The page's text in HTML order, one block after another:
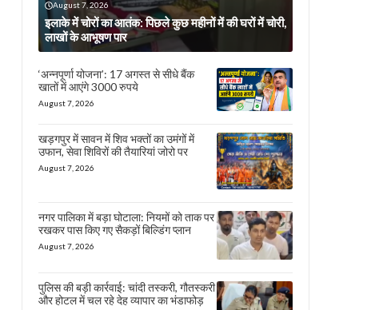
August 7, 2026
इलाके में चोरों का आतंक: पिछले कुछ महीनों में की घरों में चोरी,
लाखों के आभूषण पार
‘अन्नपूर्णा योजना’: 17 अगस्त से सीधे बैंक
खातों में आएंगे 3000 रुपये
August 7, 2026
खड़गपुर में सावन में शिव भक्तों का उमंगों में
उफान, सेवा शिविरों की तैयारियां जोरो पर
August 7, 2026
नगर पालिका में बड़ा घोटाला: नियमों को ताक पर
रखकर पास किए गए सैकड़ों बिल्डिंग प्लान
August 7, 2026
पुलिस की बड़ी कार्रवाई: चांदी तस्करी, गौतस्करी
और होटल में चल रहे देह व्यापार का भंडाफोड़